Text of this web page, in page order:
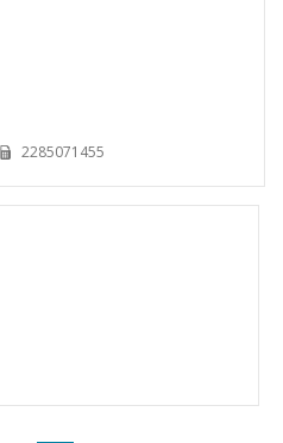
2285071455